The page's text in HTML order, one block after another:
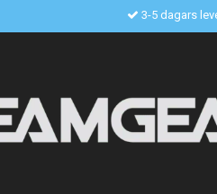
3-5 dagars